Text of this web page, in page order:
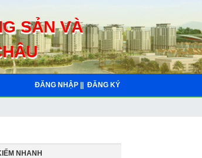
SẢN VÀ
ĐĂNG NHẬP || ĐĂNG KÝ
NHANH